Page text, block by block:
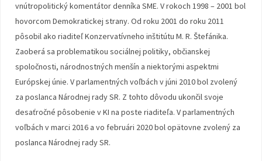
vnútropolitický komentátor denníka SME. V rokoch 1998 – 2001 bol
hovorcom Demokratickej strany. Od roku 2001 do roku 2011
pôsobil ako riaditeľ Konzervatívneho inštitútu M. R. Štefánika.
Zaoberá sa problematikou sociálnej politiky, občianskej
spoločnosti, národnostných menšín a niektorými aspektmi
Európskej únie. V parlamentných voľbách v júni 2010 bol zvolený
za poslanca Národnej rady SR. Z tohto dôvodu ukončil svoje
desaťročné pôsobenie v KI na poste riaditeľa. V parlamentných
voľbách v marci 2016 a vo februári 2020 bol opätovne zvolený za
poslanca Národnej rady SR.